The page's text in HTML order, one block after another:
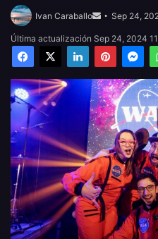
Ivan Caraballo
email
Sep 24,
Última actualización Sep 24, 2024
Facebook
X LinkedInPinterest